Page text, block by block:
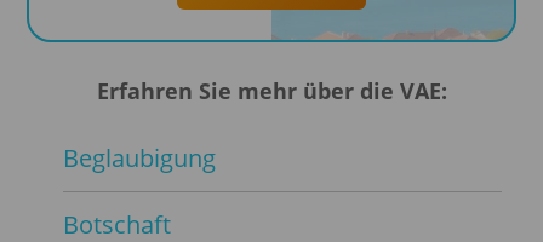
Erfahren Sie mehr über die VAE:
Beglaubigung
Botschaft